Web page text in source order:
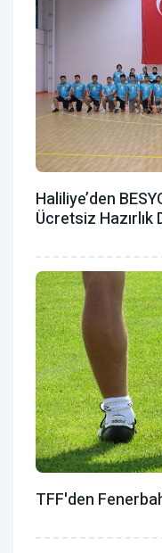
Haliliye’den
Ücretsiz Hazırlık
TFF'den